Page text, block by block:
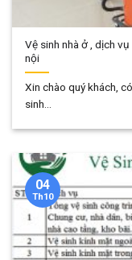
Vệ sinh nhà ở , dịch
nội
Xin chào quý khách,
sinh...
04
Th10